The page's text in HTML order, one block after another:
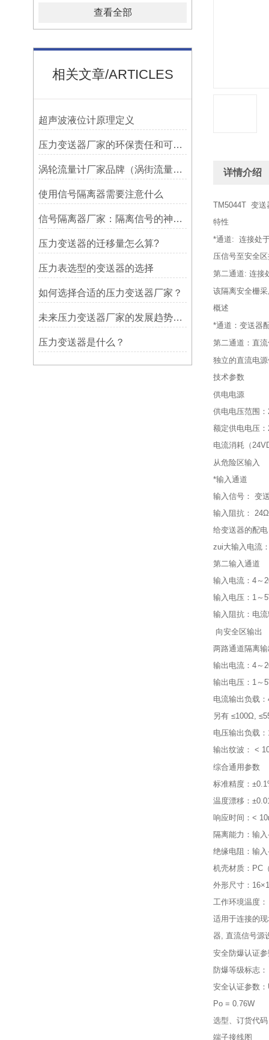
查看全部
相关文章/ARTICLES
超声波液位计原理定义
压力变送器厂家的环保责任和可持续发展
涡轮流量计厂家品牌（涡街流量计厂家哪个好）
使用信号隔离器需要注意什么
信号隔离器厂家：隔离信号的神奇之选
压力变送器的迁移量怎么算?
压力表选型的变送器的选择
如何选择合适的压力变送器厂家？
未来压力变送器厂家的发展趋势和挑战
压力变送器是什么？
详情介绍
TM5044T 变送
特性
*通道: 连接处
压信号至安全
第二通道: 连接
该隔离安全栅
概述
*通道：变送器
第二通道：直
独立的直流电
技术参数
供电电源
供电电压范围
额定供电电压
电流消耗（
从危险区输入
*输入通道
输入信号： 变
输入阻抗： 24Ω
给变送器的配
zui大输入电流
第二输入通道
输入电流：4～
输入电压：1～
输入阻抗：电
向安全区输出
两路通道隔离
输出电流：4～
输出电压：1～
电流输出负载
另有 ≤100Ω,
电压输出负载
输出纹波： <
综合通用参数
标准精度：
温度漂移：
响应时间：<
隔离能力：输
绝缘电阻：输
机壳材质：PC
外形尺寸：
工作环境温度
适用于连接的
器, 直流信号源
安全防爆认证
防爆等级标志
安全认证参数
Po = 0.76W
选型、订货代码
端子接线图